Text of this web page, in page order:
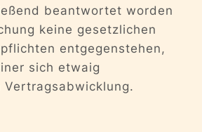
beantwortet worden
keine gesetzlichen
entgegenstehen,
sich etwaig
Vertragsabwicklung.